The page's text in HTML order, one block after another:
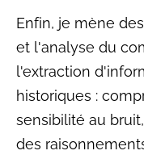
Enfin, je mène
et l'analyse du
l'extraction
historiques :
sensibilité au
des